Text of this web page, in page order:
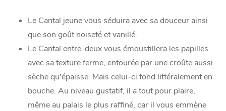
Le Cantal jeune vous séduira avec sa douceur ainsi
que son goût noiseté et vanillé.
Le Cantal entre-deux vous émoustillera les papilles
avec sa texture ferme, entourée par une croûte aussi
sèche qu'épaisse. Mais celui-ci fond littéralement en
bouche. Au niveau gustatif, il a tout pour plaire,
même au palais le plus raffiné, car il vous emmène